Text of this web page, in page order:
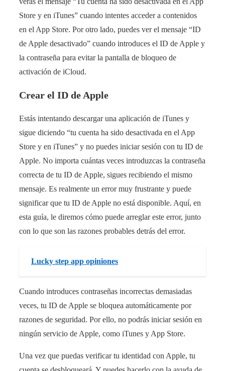
Store y en iTunes” cuando intentes acceder a contenidos
en el App Store. Por otro lado, puedes ver el mensaje “ID
de Apple desactivado” cuando introduces el ID de Apple y
la contraseña para evitar la pantalla de bloqueo de
activación de iCloud.
Crear el ID de Apple
Estás intentando descargar una aplicación de iTunes y
sigue diciendo “tu cuenta ha sido desactivada en el App
Store y en iTunes” y no puedes iniciar sesión con tu ID de
Apple. No importa cuántas veces introduzcas la contraseña
correcta de tu ID de Apple, sigues recibiendo el mismo
mensaje. Es realmente un error muy frustrante y puede
significar que tu ID de Apple no está disponible. Aquí, en
esta guía, le diremos cómo puede arreglar este error, junto
con lo que son las razones probables detrás del error.
Lucky step app opiniones
Cuando introduces contraseñas incorrectas demasiadas
veces, tu ID de Apple se bloquea automáticamente por
razones de seguridad. Por ello, no podrás iniciar sesión en
ningún servicio de Apple, como iTunes y App Store.
Una vez que puedas verificar tu identidad con Apple, tu